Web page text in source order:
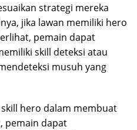
strategi mereka
jika lawan memiliki hero
pemain dapat
skill deteksi atau
musuh yang
hero dalam membuat
pemain dapat